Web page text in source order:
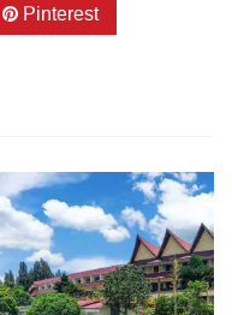
Pinterest